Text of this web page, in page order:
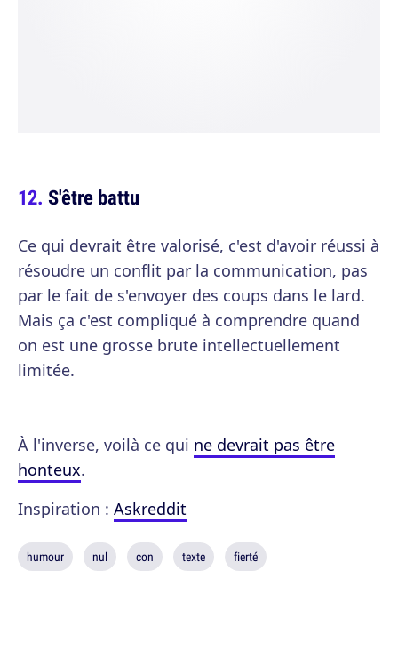
S'être battu
Ce qui devrait être valorisé, c'est d'avoir réussi à
résoudre un conflit par la communication, pas
par le fait de s'envoyer des coups dans le lard.
Mais ça c'est compliqué à comprendre quand
on est une grosse brute intellectuellement
limitée.
À l'inverse, voilà ce qui ne devrait pas être
honteux.
Inspiration : Askreddit
humour nul con texte fierté